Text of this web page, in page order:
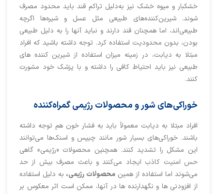
خشکبار و میوه خشک نیز به‌دلیل تراکم قند باید محدود مصرف
شوند. شیرین‌کننده‌های طبیعی مثل عسل و شیره‌ها اگرچه
طبیعی‌اند، اما همچنان قند دارند و نباید آنها را به دلیل طبیعی
بودن، بدون محدودیت استفاده کرد. توجه داشته باشید که افراد
مبتلا به دیابت، در زمینه میزان استفاده از شیرین کننده های
طبیعی نیز باید احتیاط کافی را داشته و با پزشک خود مشورت
کنند.
خوراکی‌های شور و محصولات رژیمی گمراه‌کننده
افراد مبتلا به دیابت معمولاً باید به فشار خون هم توجه داشته
باشند. خوراکی‌های بسیار شور مانند چیپس و اسنک‌ها می‌توانند
این مشکل را تشدید کنند. همچنین محصولات «رژیمی» گاهی
حس امنیت کاذب ایجاد می‌کنند و باعث مصرف بیش از حد
می‌شوند اما استفاده از همین محصولات رژیمی، به دلیل استفاده
از افزودنی ها و نگهدارنده ها در آنها، ممکن است اثر معکوس بر